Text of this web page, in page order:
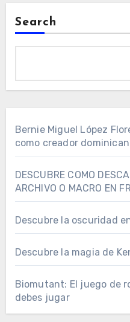
Search
Bernie Miguel López
como creador
DESCUBRE COMO
ARCHIVO O MACRO EN
Descubre la oscuridad
Descubre la magia de
Biomutant: El juego de
debes jugar